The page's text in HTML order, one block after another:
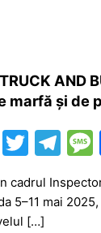
AND
marfă și de
M T
itt
er
T
e
cadrul
5–11 mai
[…]